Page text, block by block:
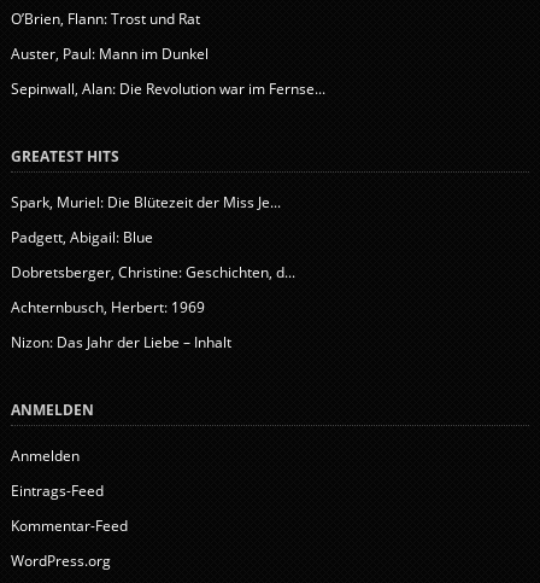
O’Brien, Flann: Trost und Rat
Auster, Paul: Mann im Dunkel
Sepinwall, Alan: Die Revolution war im Fernse...
GREATEST HITS
Spark, Muriel: Die Blütezeit der Miss Je...
Padgett, Abigail: Blue
Dobretsberger, Christine: Geschichten, d...
Achternbusch, Herbert: 1969
Nizon: Das Jahr der Liebe – Inhalt
ANMELDEN
Anmelden
Eintrags-Feed
Kommentar-Feed
WordPress.org